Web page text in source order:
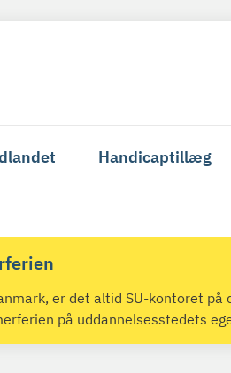
Handicaptillæg
er det altid SU-kontoret
på uddannelsesstedets